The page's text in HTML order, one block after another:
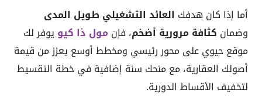
أما إذا كان هدفك العائد التشغيلي طويل المدى
وضمان كثافة مرورية أضخم، فإن مول ذا كيويوفر لك
موقع حيوي على محور رئيسي ومخطط أوسع يعزز من قيمة
أصولك العقارية، مع منحك سنة إضافية في خطة التقسيط
لتخفيف الأقساط الدورية.